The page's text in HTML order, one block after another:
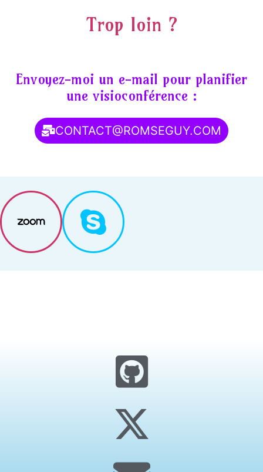
Trop loin ?
Envoyez-moi un e-mail pour planifier
une visioconférence :
CONTACT@ROMSEGUY.COM